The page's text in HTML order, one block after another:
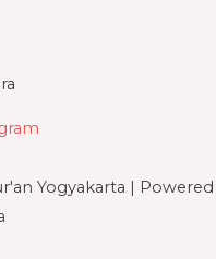
Yogyakarta | Powered